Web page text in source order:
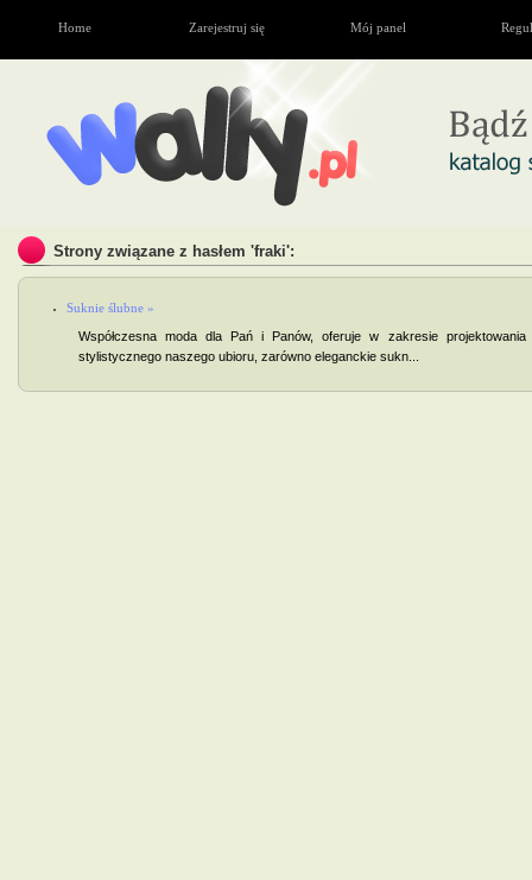
Home Zarejestruj się Mój panel
Strony związane z hasłem 'fraki':
Suknie ślubne »
Współczesna moda dla Pań i Panów, oferuje w zakresie
stylistycznego naszego ubioru, zarówno eleganckie sukn...